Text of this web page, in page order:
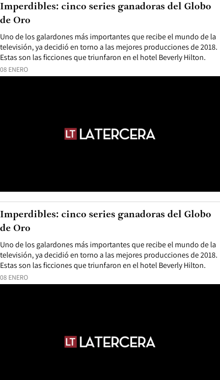
08 ENERO
Uno de los galardones más importantes que recibe el mundo de la
televisión, ya decidió en torno a las mejores producciones de 2018.
Estas son las ficciones que triunfaron en el hotel Beverly Hilton.
Imperdibles: cinco series ganadoras del Globo
de Oro
08 ENERO
Uno de los galardones más importantes que recibe el mundo de la
televisión, ya decidió en torno a las mejores producciones de 2018.
Estas son las ficciones que triunfaron en el hotel Beverly Hilton.
Imperdibles: cinco series ganadoras del Globo
de Oro